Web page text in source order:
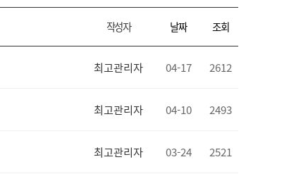
작성자 날짜 조회
최고관리자 04-17 2612
최고관리자 04-10 2493
최고관리자 03-24 2521